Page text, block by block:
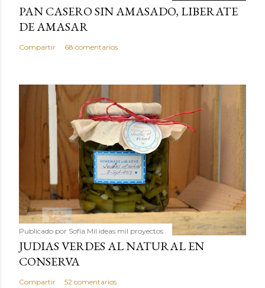
PAN CASERO SIN AMASADO, LIBERATE
DE AMASAR
Compartir 68 comentarios
Publicado por Sofía Mil ideas mil proyectos
JUDIAS VERDES AL NATURAL EN
CONSERVA
Compartir 52 comentarios